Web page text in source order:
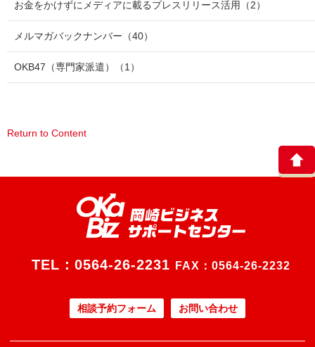
お金をかけずにメディアに載るプレスリリース活用 （2）
メルマガバックナンバー （40）
OKB47（専門家派遣） （1）
Return to Content
TEL： 0564-26-2231 FAX：0564-26-2232
相談予約フォーム お問い合わせ